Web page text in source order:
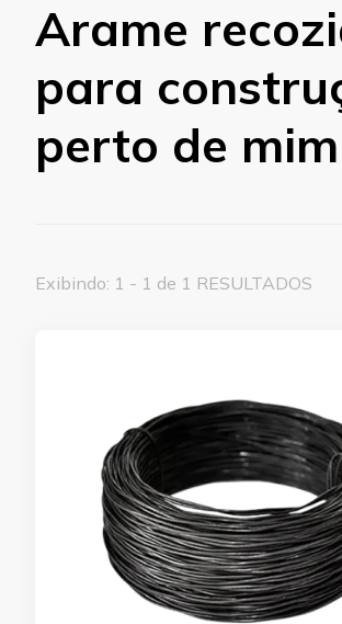
Arame
para
perto de mim
Exibindo: 1 - 1 de 1 RESULTADOS